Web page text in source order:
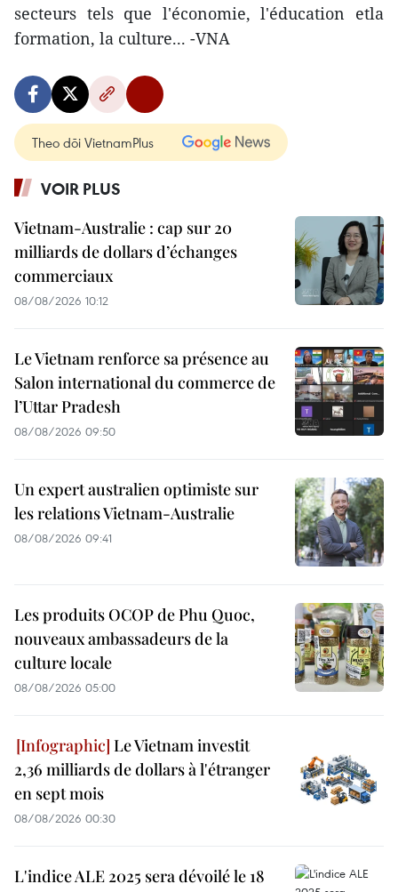
secteurs tels que l'économie, l'éducation etla
formation, la culture... -VNA
Theo dõi VietnamPlus
VOIR PLUS
Vietnam-Australie : cap sur 20
milliards de dollars d’échanges
commerciaux
08/08/2026 10:12
Le Vietnam renforce sa présence au
Salon international du commerce de
l’Uttar Pradesh
08/08/2026 09:50
Un expert australien optimiste sur
les relations Vietnam-Australie
08/08/2026 09:41
Les produits OCOP de Phu Quoc,
nouveaux ambassadeurs de la
culture locale
08/08/2026 05:00
Le Vietnam investit
2,36 milliards de dollars à l'étranger
en sept mois
08/08/2026 00:30
L'indice ALE 2025 sera dévoilé le 18